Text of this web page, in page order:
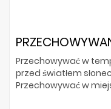
Przechowywać w
przed światłem
Przechowywać w